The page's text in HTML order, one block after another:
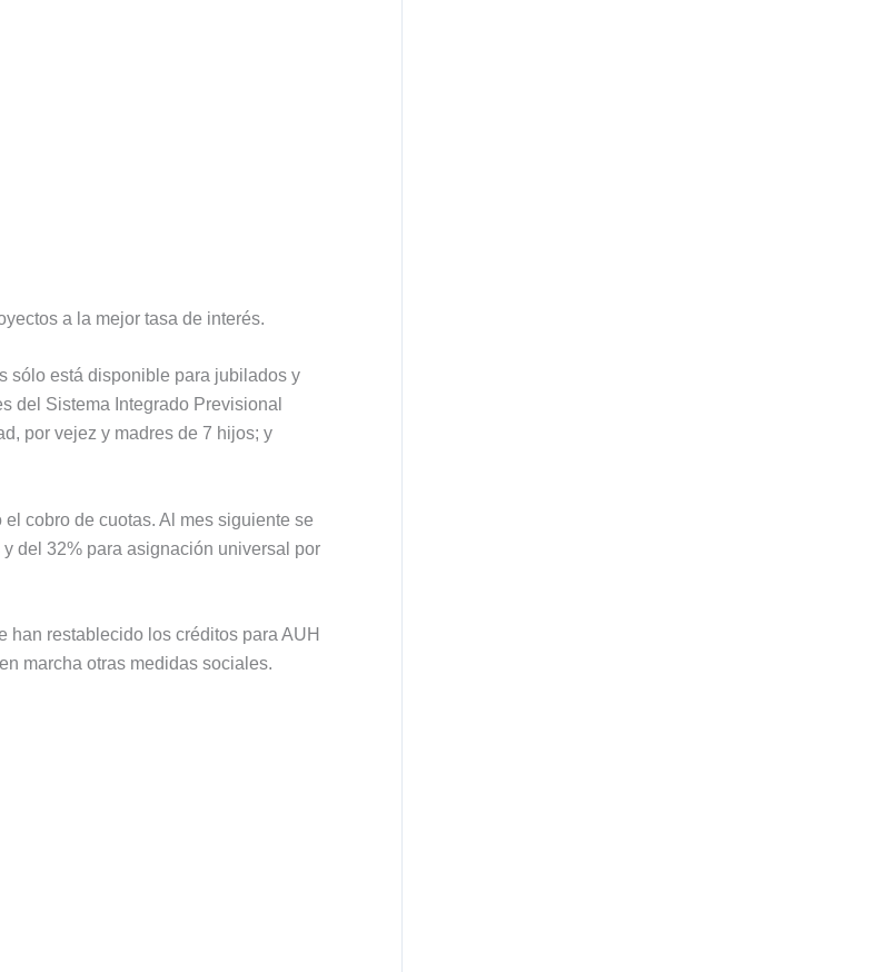
a la mejor tasa de interés.
sólo está disponible para jubilados y
del Sistema Integrado Previsional
por vejez y madres de 7 hijos; y
cobro de cuotas. Al mes siguiente se
del 32% para asignación universal por
restablecido los créditos para AUH
marcha otras medidas sociales.